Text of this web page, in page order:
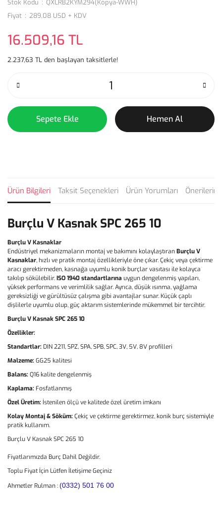
Stok Kodu
QXLRB2KYM294(Kopya-WWH)
Fiyat
289,08 USD + KDV
16.509,16 TL
2.237,63 TL den başlayan taksitlerle!
Sepete Ekle Hemen Al
Ürün Bilgileri Taksit Seçenekleri Ürün Yorumları
Burçlu V Kasnak SPC 265 10
Burçlu V Kasnaklar
Endüstriyel mekanizmaların montaj ve bakımını kolaylaştıranBurçlu V
Kasnaklar, hızlı ve pratik montaj özellikleriyle öne çıkar. Çekiç veya çektirme
aracı gerektirmeden, kasnağa uyumlu konik burçlar vasıtası ile kolayca
takılıp sökülebilir.ISO 1940 standartlarına uygun dengelenmiş yapıları,
yüksek performans ve verimlilik sağlar. Ayrıca, düşük ısınma, yağlama
gereksizliği ve gürültüsüz çalışma gibi avantajlar sunar. Küçük çaplı
dişlilerle uyumlu olup, güç aktarım sistemlerinde mükemmel bir tercihtir.
Burçlu V Kasnak SPC 265 10
Özellikler:
Standartlar: DIN 2211, SPZ, SPA, SPB, SPC, 3V, 5V, 8V profilleri
Malzeme:GG25 kalitesi
Balans:Q16 kalite dengelenmiş
Kaplama: Fosfatlanmış
Özel Üretim: İstenilen ölçü ve kalitede özel üretim imkanı
Kolay Montaj & Söküm:Çekiç ve çektirme gerektirmez, konik burç sistemiyle
pratik kullanım.
Burçlu V Kasnak SPC 265 10
Fiyatlarımızda Burç Dahil Değildir.
Toplu Fiyat İçin Lütfen İletişime Geçiniz
Ahmetler Rulman :(0332) 501 76 00